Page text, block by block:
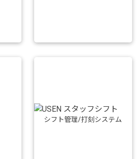
シフト管理/打刻システム